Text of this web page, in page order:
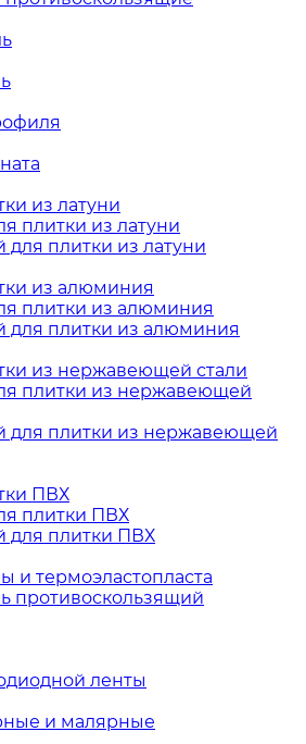
из латуни
плитки из латуни
для плитки из латуни
из алюминия
плитки из алюминия
для плитки из алюминия
из нержавеющей стали
плитки из нержавеющей
для плитки из нержавеющей
ПВХ
плитки ПВХ
для плитки ПВХ
и термоэластопласта
противоскользящий
ленты
и малярные